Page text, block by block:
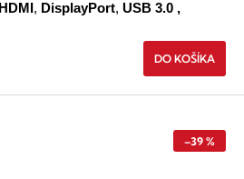
DO KOŠÍKA
HDMI , DisplayPort, USB 3.0 ,
–39 %